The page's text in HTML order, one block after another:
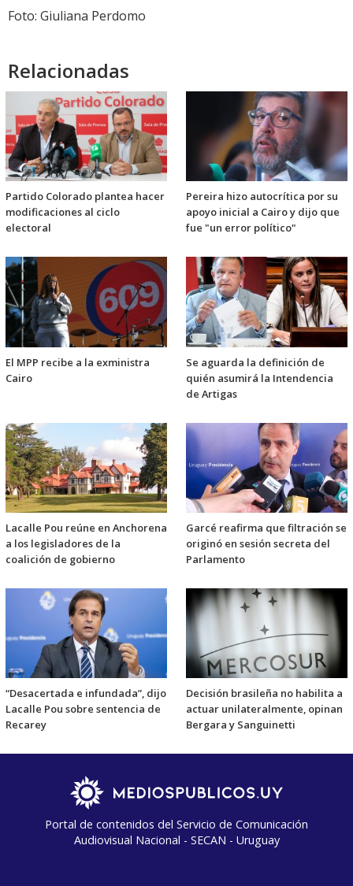
Foto: Giuliana Perdomo
Relacionadas
Partido Colorado plantea hacer
modificaciones al ciclo
electoral
Pereira hizo autocrítica por su
apoyo inicial a Cairo y dijo que
fue "un error político"
El MPP recibe a la exministra
Cairo
Se aguarda la definición de
quién asumirá la Intendencia
de Artigas
Lacalle Pou reúne en Anchorena
a los legisladores de la
coalición de gobierno
Garcé reafirma que filtración se
originó en sesión secreta del
Parlamento
“Desacertada e infundada”, dijo
Lacalle Pou sobre sentencia de
Recarey
Decisión brasileña no habilita a
actuar unilateralmente, opinan
Bergara y Sanguinetti
Portal de contenidos del Servicio de Comunicación
Audiovisual Nacional - SECAN - Uruguay